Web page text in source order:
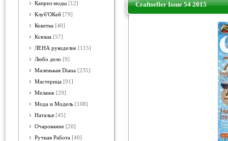
Каприз моды [12]
Клуб'ОКей [79]
Кокетка [40]
Ксюша [57]
ЛЕНА рукоделие [115]
Любо дело [9]
Маленькая Diana [235]
Мастерица [91]
Меланж [29]
Мода и Модель [108]
Наталья [45]
Очарование [20]
Ручная Работа [40]
Craftseller Issue 54 2015